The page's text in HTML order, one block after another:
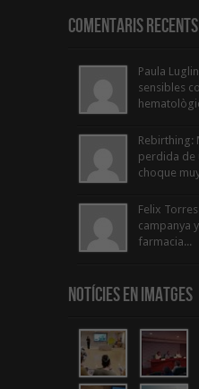
Comentaris Recents
Paula
sensibles
Rebirthing:
perdida de
choque
Felix
campanya
farmacia...
Notícies en Imatges